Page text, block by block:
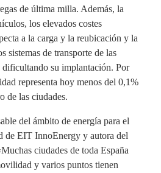
de última milla. Además, la
los elevados costes
a la carga y la reubicación y la
sistemas de transporte de las
dificultando su implantación. Por
representa hoy menos del 0,1%
de las ciudades.
del ámbito de energía para el
de EIT InnoEnergy y autora del
ciudades de toda España
y varios puntos tienen